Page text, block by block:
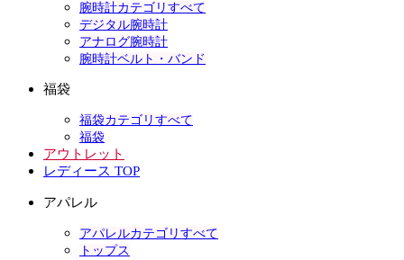
腕時計カテゴリすべて
デジタル腕時計
アナログ腕時計
腕時計ベルト・バンド
福袋
福袋カテゴリすべて
福袋
アウトレット
レディース TOP
アパレル
アパレルカテゴリすべて
トップス